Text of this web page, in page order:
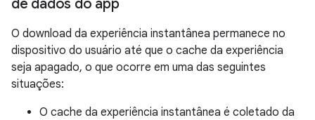
de dados do app
O download da experiência instantânea permanece no
dispositivo do usuário até que o cache da experiência
seja apagado, o que ocorre em uma das seguintes
situações:
O cache da experiência instantânea é coletado da